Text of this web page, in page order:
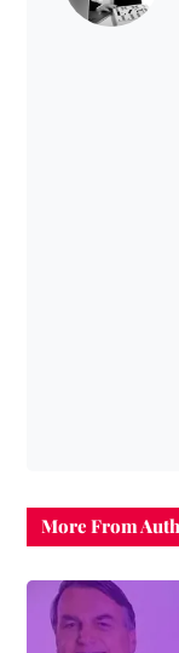
More From